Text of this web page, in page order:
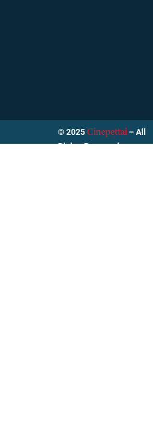
© 2025 Cinepettai – All
Rights Reserved